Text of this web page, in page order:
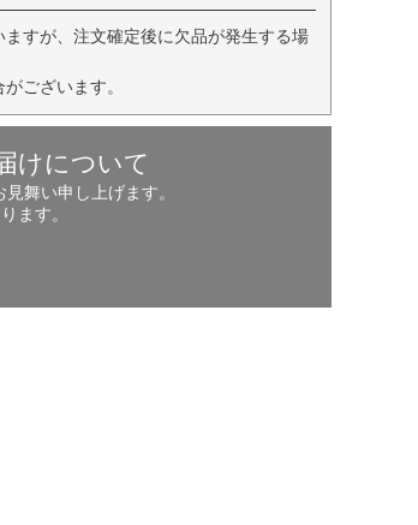
すが、注文確定後に欠品が発生する場
ございます。
けについて
舞い申し上げます。
ます。